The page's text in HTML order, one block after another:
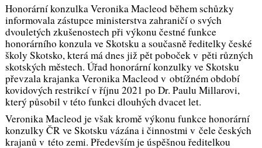
Honorární konzulka Veronika Macleod během schůzky
informovala zástupce ministerstva zahraničí o svých
dvouletých zkušenostech při výkonu čestné funkce
honorárního konzula ve Skotsku a současně ředitelky české
školy Skotsko, která má dnes již pět poboček v pěti různých
skotských městech. Úřad honorární konzulky ve Skotsku
převzala krajanka Veronika Macleod v obtížném období
kovidových restrikcí v říjnu 2021 po Dr. Paulu Millarovi,
který působil v této funkci dlouhých dvacet let.
Veronika Macleod je však kromě výkonu funkce honorární
konzulky ČR ve Skotsku vázána i činnostmi v čele českých
krajanů v této zemi. Především je úspěšnou ředitelkou